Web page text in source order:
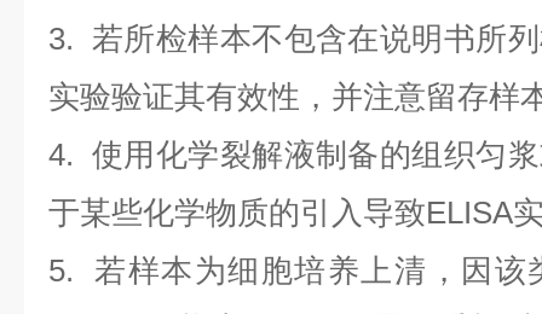
3. 若所检样本不包含在说明书所
实验验证其有效性，并注意留存样
4. 使用化学裂解液制备的组织匀
于某些化学物质的引入导致ELISA
5. 若样本为细胞培养上清，因该